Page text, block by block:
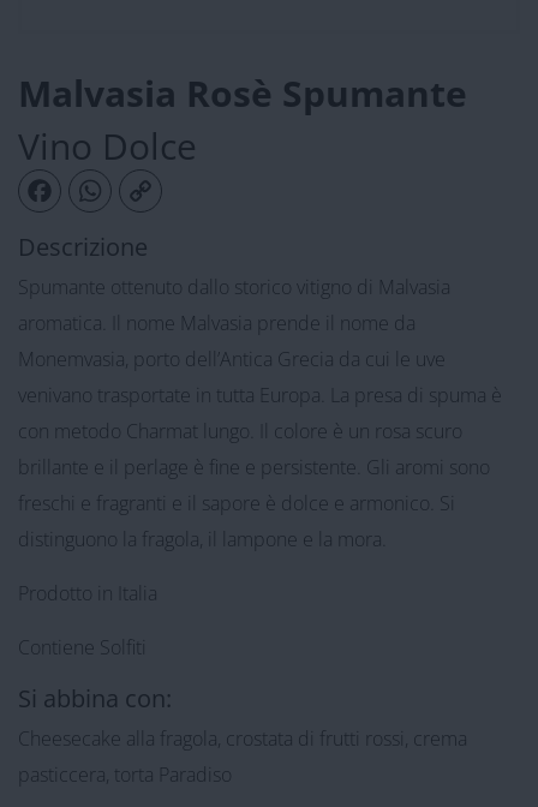
Malvasia Rosè Spumante
Vino Dolce
FacebookWhatsAppCopy Link
Descrizione
Spumante ottenuto dallo storico vitigno di Malvasia
aromatica. Il nome Malvasia prende il nome da
Monemvasia, porto dell’Antica Grecia da cui le uve
venivano trasportate in tutta Europa. La presa di spuma è
con metodo Charmat lungo. Il colore è un rosa scuro
brillante e il perlage è fine e persistente. Gli aromi sono
freschi e fragranti e il sapore è dolce e armonico. Si
distinguono la fragola, il lampone e la mora.
Prodotto in Italia
Contiene Solfiti
Si abbina con:
Cheesecake alla fragola, crostata di frutti rossi, crema
pasticcera, torta Paradiso